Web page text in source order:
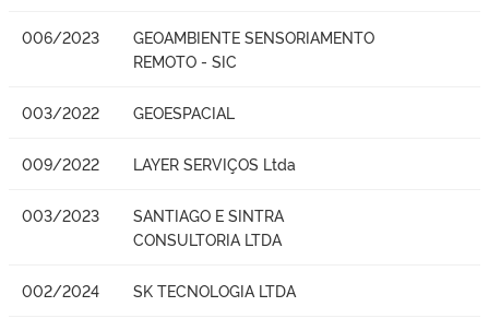
006/2023
GEOAMBIENTE SENSORIAMENTO
REMOTO - SIC
003/2022 GEOESPACIAL
009/2022 LAYER SERVIÇOS Ltda
003/2023
SANTIAGO E SINTRA
CONSULTORIA LTDA
002/2024 SK TECNOLOGIA LTDA